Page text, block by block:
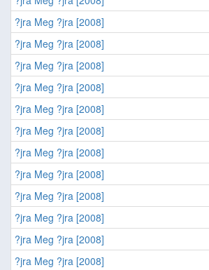
?jra Meg ?jra [2008]
?jra Meg ?jra [2008]
?jra Meg ?jra [2008]
?jra Meg ?jra [2008]
?jra Meg ?jra [2008]
?jra Meg ?jra [2008]
?jra Meg ?jra [2008]
?jra Meg ?jra [2008]
?jra Meg ?jra [2008]
?jra Meg ?jra [2008]
?jra Meg ?jra [2008]
?jra Meg ?jra [2008]